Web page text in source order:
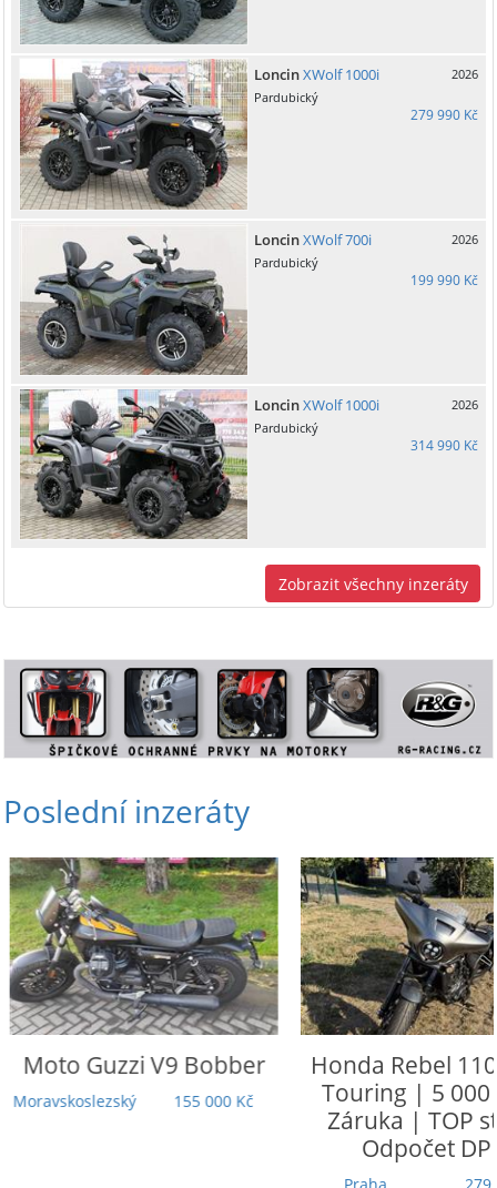
LoncinXWolf 1000i
2026
Pardubický
279 990 Kč
LoncinXWolf 700i
2026
Pardubický
199 990 Kč
LoncinXWolf 1000i
2026
Pardubický
314 990 Kč
Zobrazit všechny inzeráty
Poslední inzeráty
Moto GuzziV9 Bobber
Moravskoslezský 155 000 Kč
Honda Rebel
Touring | 5
Záruka | TOP
Odpočet